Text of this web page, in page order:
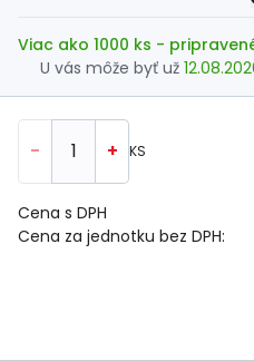
Viac ako 1000 ks -
U vás môže byť už
- + KS
Cena za jednotku bez DPH:
Cena s DPH